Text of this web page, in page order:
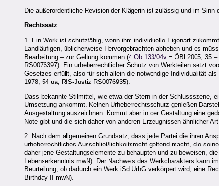
Die außerordentliche Revision der Klägerin ist zulässig und im
Rechtssatz
1. Ein Werk ist schutzfähig, wenn ihm individuelle Eigenart
Landläufigen, üblicherweise Hervorgebrachten abheben und es
Bearbeitung – zur Geltung kommen (4 Ob 133/04v = ÖBl 2005, 35
RS0076397). Ein urheberrechtlicher Schutz von Werkteilen setzt
Gesetzes erfüllt, also für sich allein die notwendige Individualität
1978, 54 ua; RIS-Justiz RS0076935).
Dass bekannte Stilmittel, wie etwa der Stern in der Schlussszene,
Umsetzung ankommt. Keinen Urheberrechtsschutz genießen
Ausgestaltung auszeichnen. Kommt aber in der Gestaltung eine
Note gibt und die sich daher von anderen Erzeugnissen ähnlicher
2. Nach dem allgemeinen Grundsatz, dass jede Partei die ihren
urheberrechtliches Ausschließlichkeitsrecht geltend macht, die
daher jene Gestaltungselemente zu behaupten und zu beweisen,
Lebenserkenntnis mwN). Der Nachweis des Werkcharakters kann
Beurteilung, ob dadurch ein Werk iSd UrhG verkörpert wird, eine
Birthday II mwN).